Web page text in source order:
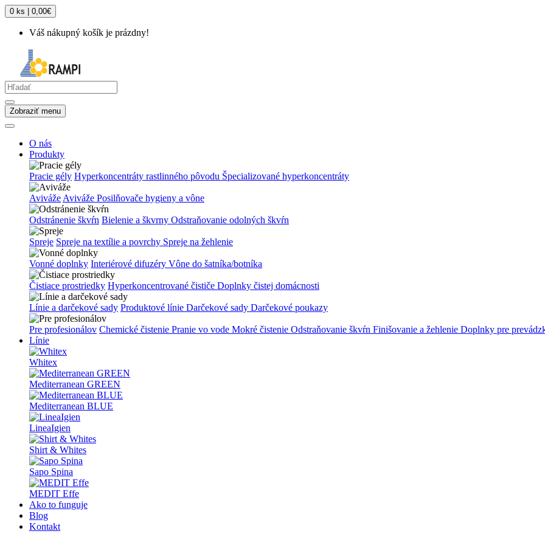
0 ks | 0,00€
Váš nákupný košík je prázdny!
Zobraziť menu
O nás
Produkty
Pracie gély Hyperkoncentráty rastlinného pôvodu Špecializované hyperkoncentráty
Aviváže Aviváže Posilňovače hygieny a vône
Odstránenie škvŕn Bielenie a škvrny Odstraňovanie odolných škvŕn
Spreje Spreje na textílie a povrchy Spreje na žehlenie
Vonné doplnky Interiérové difuzéry Vône do šatníka/botníka
Čistiace prostriedky Hyperkoncentrované čističe Doplnky čistej domácnosti
Línie a darčekové sady Produktové línie Darčekové sady Darčekové poukazy
Pre profesionálov Chemické čistenie Pranie vo vode Mokré čistenie Odstraňovanie škvŕn Finišovanie a žehlenie Doplnky pre
Línie
Whitex
Mediterranean GREEN
Mediterranean BLUE
LineaIgien
Shirt & Whites
Sapo Spina
MEDIT Effe
Ako to funguje
Blog
Kontakt